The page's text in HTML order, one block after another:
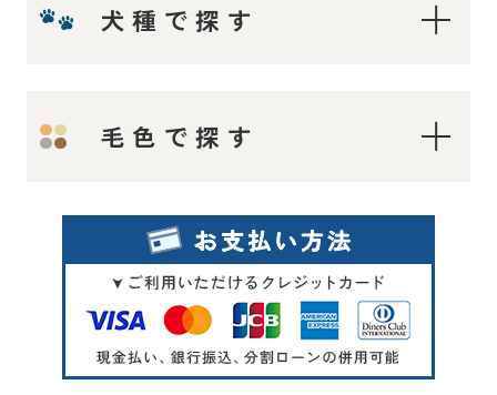
犬種で探す
ティーカッププードル
ロイヤルティーカッププードル
マイクロティーカッププードル
トイプードル
毛色で探す
レッド・フォーン
シルバー
オレンジフォーン（アプリコット）
アプリコット